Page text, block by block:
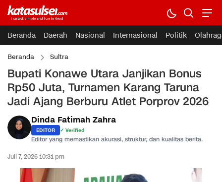
Beranda Daerah Nasional Internasional Politik
Beranda Sultra
Bupati Konawe Utara Janjikan Bonus
Rp50 Juta, Turnamen Karang Taruna
Jadi Ajang Berburu Atlet Porprov 2026
Dinda Fatimah Zahra
EDITOR ✓ Verified
Editor yang memastikan akurasi, struktur, dan kualitas berita.
Juli 7, 2026 10:31 pm